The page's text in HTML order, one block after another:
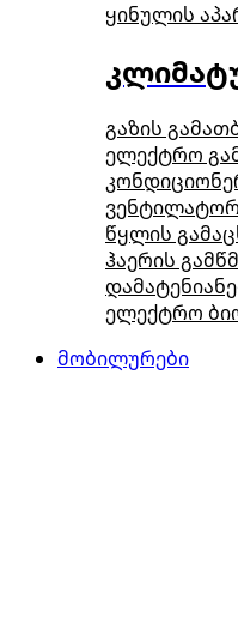
ყინულის
გაზის
ელექტრო
წყლის
ჰაერის
ელექტრო
მობილურები